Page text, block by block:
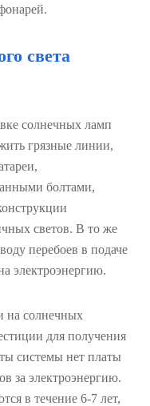
света
солнечных ламп
грязные линии,
болтами,
светов. В то же
перебоев в подаче
электроэнергию.
на солнечных
для получения
системы нет платы
за электроэнергию.
в течение 6-7 лет,